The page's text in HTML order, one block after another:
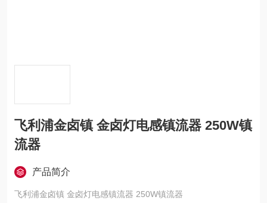
飞利浦金卤镇 金卤灯电感镇流器 250W镇
流器
产品简介
飞利浦金卤镇 金卤灯电感镇流器 250W镇流器